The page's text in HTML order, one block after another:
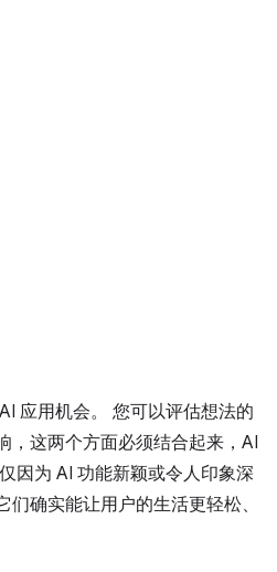
应用机会。 您可以评估想法的
，这两个方面必须结合起来，AI
因为 AI 功能新颖或令人印象深
确实能让用户的生活更轻松、